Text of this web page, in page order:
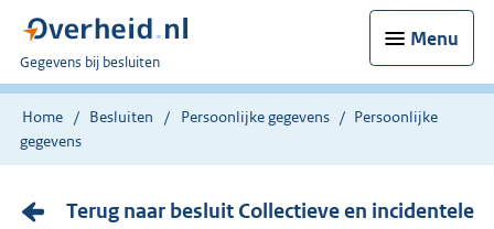
Menu
U
bent
nu
Gegevens bij besluiten
Home Besluiten Persoonlijke gegevens
Persoonlijke
gegevens
Terug naar besluit Collectieve en incidentele